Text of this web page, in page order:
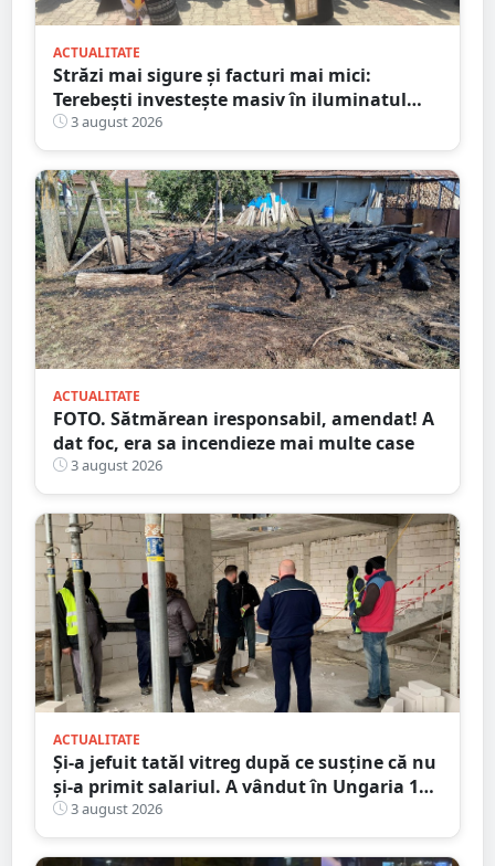
ACTUALITATE
Străzi mai sigure și facturi mai mici:
Terebești investește masiv în iluminatul
public
3 august 2026
ACTUALITATE
FOTO. Sătmărean iresponsabil, amendat! A
dat foc, era sa incendieze mai multe case
3 august 2026
ACTUALITATE
Și-a jefuit tatăl vitreg după ce susține că nu
și-a primit salariul. A vândut în Ungaria 120
de role de vată și gresie de 7.000 de euro
3 august 2026